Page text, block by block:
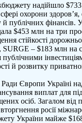
надійшло $733
охорони здоров’я,
й публічних фінансів.
$453 млн на три
стійкості
SURGE – $183 млн на
публічними
й розвитку
Європи Україні
виплат для
осіб. Загалом від
росії
України майже